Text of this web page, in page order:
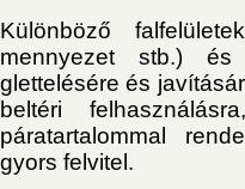
Különböző
mennyezet stb.) és
glettelésére és
beltéri
páratartalommal
gyors felvitel.